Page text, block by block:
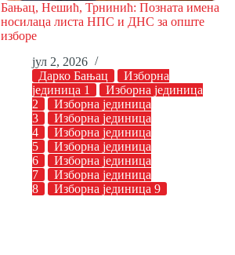
Бањац, Нешић, Трнинић: Позната имена
носилаца листа НПС и ДНС за опште
изборе
јул 2, 2026
Дарко Бањац
Изборна
јединица 1
Изборна јединица
2
Изборна јединица
3
Изборна јединица
4
Изборна јединица
5
Изборна јединица
6
Изборна јединица
7
Изборна јединица
8
Изборна јединица 9